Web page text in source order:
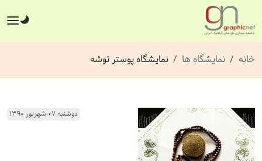
خانه نمایشگاه ها نمایشگاه پوستر توشه
دوشنبه ۰۷ شهریور ۱۳۹۰